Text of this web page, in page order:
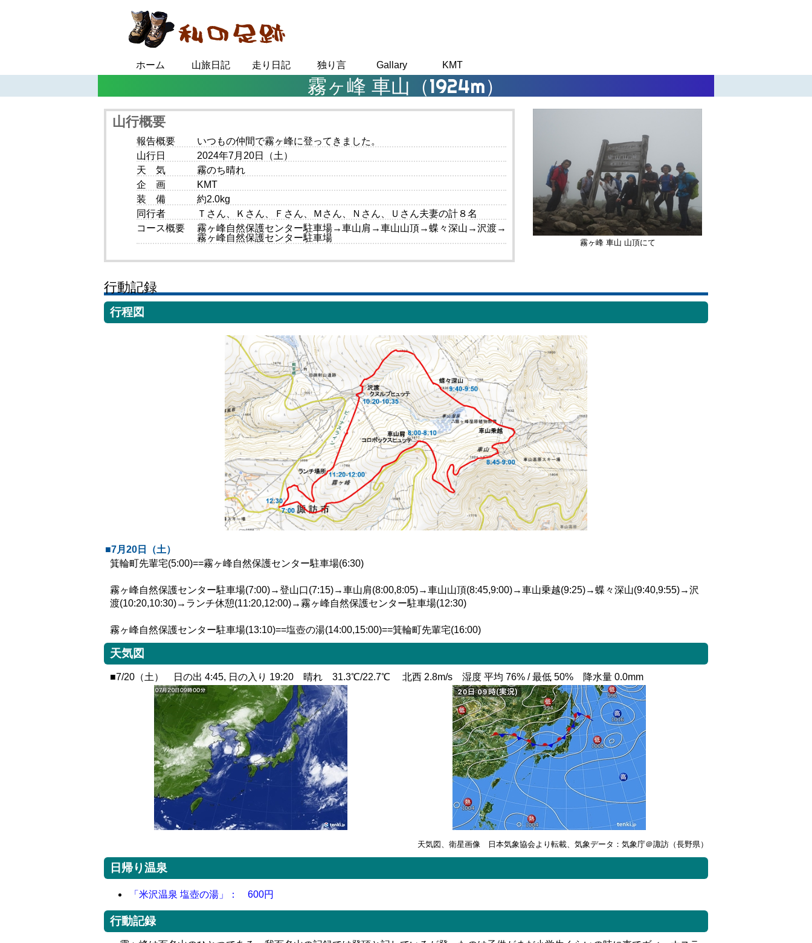
ホーム 山旅日記 走り日記 独り言 Gallary KMT
霧ヶ峰 車山（1924m）
山行概要
報告概要
いつもの仲間で霧ヶ峰に登ってきました。
山行日
2024年7月20日（土）
天 気
霧のち晴れ
企 画
KMT
装 備
約2.0kg
同行者
Ｔさん、Ｋさん、Ｆさん、Ｍさん、Ｎさん、Ｕさん夫妻の計８名
コース概要
霧ヶ峰自然保護センター駐車場→車山肩→車山山頂→蝶々深山→沢渡→
霧ヶ峰自然保護センター駐車場
霧ヶ峰 車山 山頂にて
行動記録
行程図
■7月20日（土）
箕輪町先輩宅(5:00)==霧ヶ峰自然保護センター駐車場(6:30)
霧ヶ峰自然保護センター駐車場(7:00)→登山口(7:15)→車山肩(8:00,8:05)→車山山頂(8:45,9:00)→車山乗越(9:25)→蝶々深山(9:40,9:55)→沢
渡(10:20,10:30)→ランチ休憩(11:20,12:00)→霧ヶ峰自然保護センター駐車場(12:30)
霧ヶ峰自然保護センター駐車場(13:10)==塩壺の湯(14:00,15:00)==箕輪町先輩宅(16:00)
天気図
■7/20（土） 日の出 4:45, 日の入り 19:20 晴れ 31.3℃/22.7℃ 北西 2.8m/s 湿度 平均 76% / 最低 50% 降水量 0.0mm
天気図、衛星画像 日本気象協会より転載、気象データ：気象庁＠諏訪（長野県）
日帰り温泉
「米沢温泉 塩壺の湯」： 600円
行動記録